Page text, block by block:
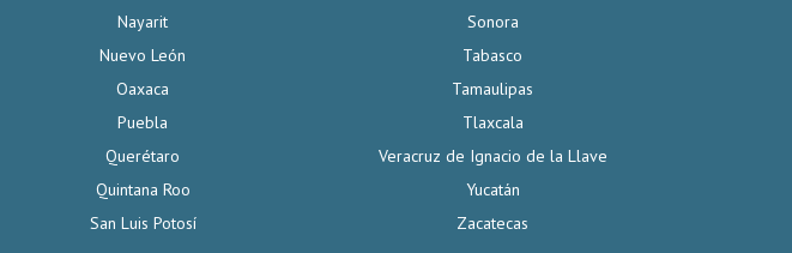
Nayarit
Nuevo León
Oaxaca
Puebla
Querétaro
Quintana Roo
San Luis Potosí
Sonora
Tabasco
Tamaulipas
Tlaxcala
Veracruz de Ignacio de la Llave
Yucatán
Zacatecas